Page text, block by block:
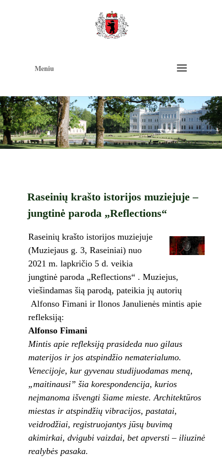
Meniu
Raseinių krašto istorijos muziejuje –
jungtinė paroda „Reflections“
Raseinių krašto istorijos muziejuje
(Muziejaus g. 3, Raseiniai) nuo
2021 m. lapkričio 5 d. veikia
jungtinė paroda „Reflections“ . Muziejus,
viešindamas šią parodą, pateikia jų autorių
Alfonso Fimani ir Ilonos Janulienės mintis apie
refleksiją:
Alfonso Fimani
Mintis apie refleksiją prasideda nuo gilaus
materijos ir jos atspindžio nematerialumo.
Venecijoje, kur gyvenau studijuodamas meną,
„maitinausi” šia korespondencija, kurios
neįmanoma išvengti šiame mieste. Architektūros
miestas ir atspindžių vibracijos, pastatai,
veidrodžiai, registruojantys jūsų buvimą
akimirkai, dvigubi vaizdai, bet apversti – iliuzinė
realybės pasaka.